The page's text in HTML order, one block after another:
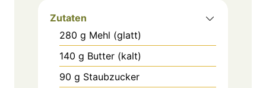
Zutaten
280 g Mehl (glatt)
140 g Butter (kalt)
90 g Staubzucker